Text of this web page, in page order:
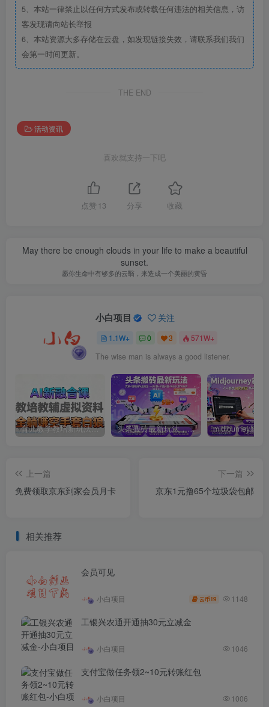
5、本站一律禁止以任何方式发布或转载任何违法的相关信息，访
客发现请向站长举报
6、本站资源大多存储在云盘，如发现链接失效，请联系我们我们
会第一时间更新。
THE END
活动资讯
喜欢就支持一下吧
点赞 13 分享 收藏
May there be enough clouds in your life to make a beautiful
sunset.
愿你生命中有够多的云翳，来造成一个美丽的黄昏
小白项目 关注
1.1W+ 0 3 571W+
The wise man is always a good listener.
育儿教学教培新玩法，AI生成教学视频，市场大，操作简单，变现天花板非常高 头条搬砖最新玩法，文章+视频用AI全搞定，一天5张+不是问题，每天只需10分钟
上一篇
免费领取京东到家会员月卡
下一篇
京东1元撸65个垃圾袋包邮
相关推荐
会员可见
小白项目 云币19 1148
工银兴农通开通抽30元立减金
小白项目 1046
支付宝做任务领2~10元转账红包
小白项目 1006